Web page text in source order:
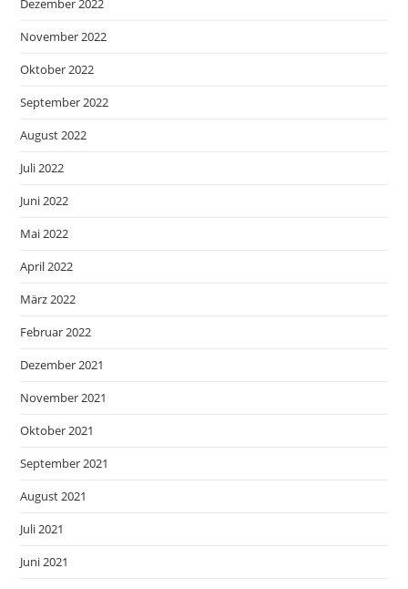
Dezember 2022
November 2022
Oktober 2022
September 2022
August 2022
Juli 2022
Juni 2022
Mai 2022
April 2022
März 2022
Februar 2022
Dezember 2021
November 2021
Oktober 2021
September 2021
August 2021
Juli 2021
Juni 2021